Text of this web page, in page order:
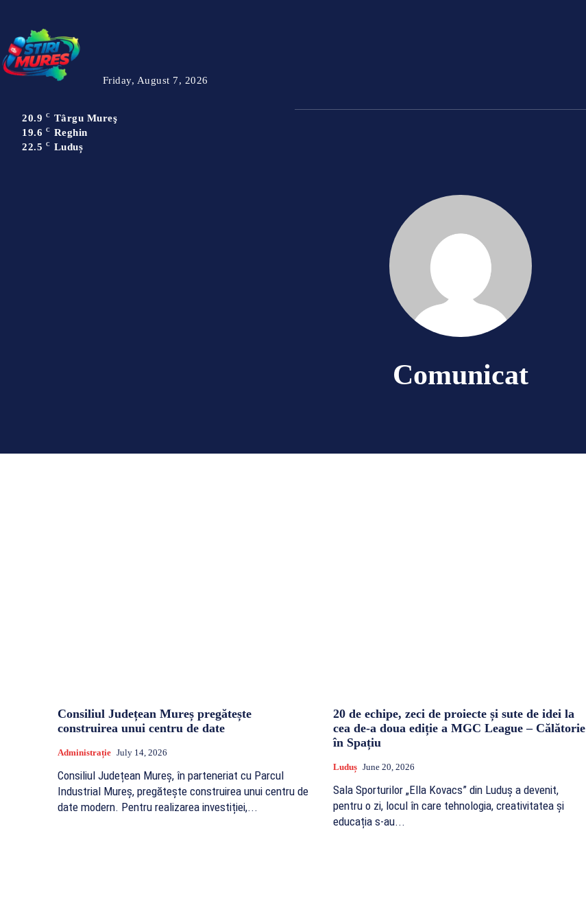
Friday, August 7, 2026
20.9 C
Târgu Mureş
19.6
C
Reghin
22.5
C Luduș
Comunicat
Consiliul Județean Mureș pregătește
construirea unui centru de date
Administrație July 14, 2026
Consiliul Județean Mureș, în parteneriat cu Parcul
Industrial Mureș, pregătește construirea unui centru de
date modern. Pentru realizarea investiției,...
20 de echipe, zeci de proiecte și sute de idei la
cea de-a doua ediție a MGC League – Călătorie
în Spațiu
Luduș June 20, 2026
Sala Sporturilor „Ella Kovacs” din Luduș a devenit,
pentru o zi, locul în care tehnologia, creativitatea și
educația s-au...